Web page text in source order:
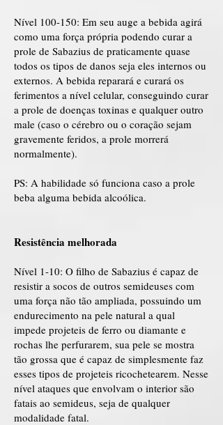
Nível 100-150: Em seu auge a bebida agirá
como uma força própria podendo curar a
prole de Sabazius de praticamente quase
todos os tipos de danos seja eles internos ou
externos. A bebida reparará e curará os
ferimentos a nível celular, conseguindo curar
a prole de doenças toxinas e qualquer outro
male (caso o cérebro ou o coração sejam
gravemente feridos, a prole morrerá
normalmente).
PS: A habilidade só funciona caso a prole
beba alguma bebida alcoólica.
Resistência melhorada
Nível 1-10: O filho de Sabazius é capaz de
resistir a socos de outros semideuses com
uma força não tão ampliada, possuindo um
endurecimento na pele natural a qual
impede projeteis de ferro ou diamante e
rochas lhe perfurarem, sua pele se mostra
tão grossa que é capaz de simplesmente faz
esses tipos de projeteis ricochetearem. Nesse
nível ataques que envolvam o interior são
fatais ao semideus, seja de qualquer
modalidade fatal.